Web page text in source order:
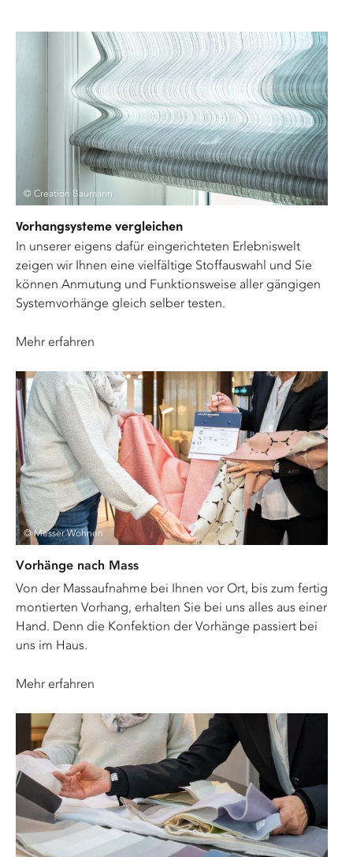
© Creation Baumann
Vorhangsysteme vergleichen
In unserer eigens dafür eingerichteten Erlebniswelt
zeigen wir Ihnen eine vielfältige Stoffauswahl und Sie
können Anmutung und Funktionsweise aller gängigen
Systemvorhänge gleich selber testen.
Mehr erfahren
© Messer Wohnen
Vorhänge nach Mass
Von der Massaufnahme bei Ihnen vor Ort, bis zum fertig
montierten Vorhang, erhalten Sie bei uns alles aus einer
Hand. Denn die Konfektion der Vorhänge passiert bei
uns im Haus.
Mehr erfahren